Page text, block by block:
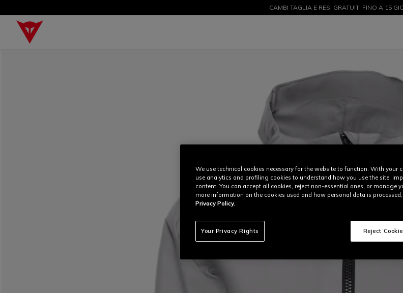
SALDI FINO AL 50% - ACQUISTA ORA
CAMBI TAGLIA E RESI GRATUITI FINO A 15
We use technical cookies necessary for the website to function. With your
use analytics and profiling cookies to understand how you use the site,
content. You can accept all cookies, reject non-essential ones, or manage
more information on the cookies used and how personal data is processed,
Privacy Policy.
Your Privacy Rights Reject